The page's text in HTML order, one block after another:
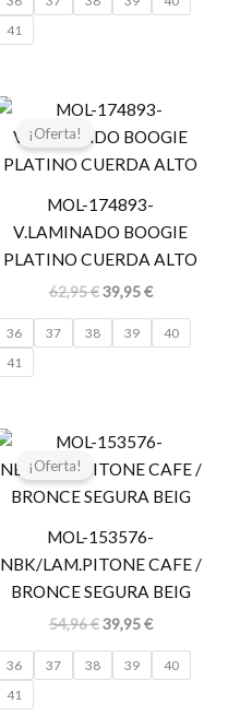
41
¡Oferta!
MOL-174893-
V.LAMINADO BOOGIE
PLATINO CUERDA ALTO
62,95€
El
original
era:
39,95€
El
actual
es:
36 37 38 39
40
41
¡Oferta!
MOL-153576-
NBK/LAM.PITONE CAFE /
BRONCE SEGURA BEIG
54,96€
El
original
era:
39,95€
El
actual
es:
36 37 38 39
40
41